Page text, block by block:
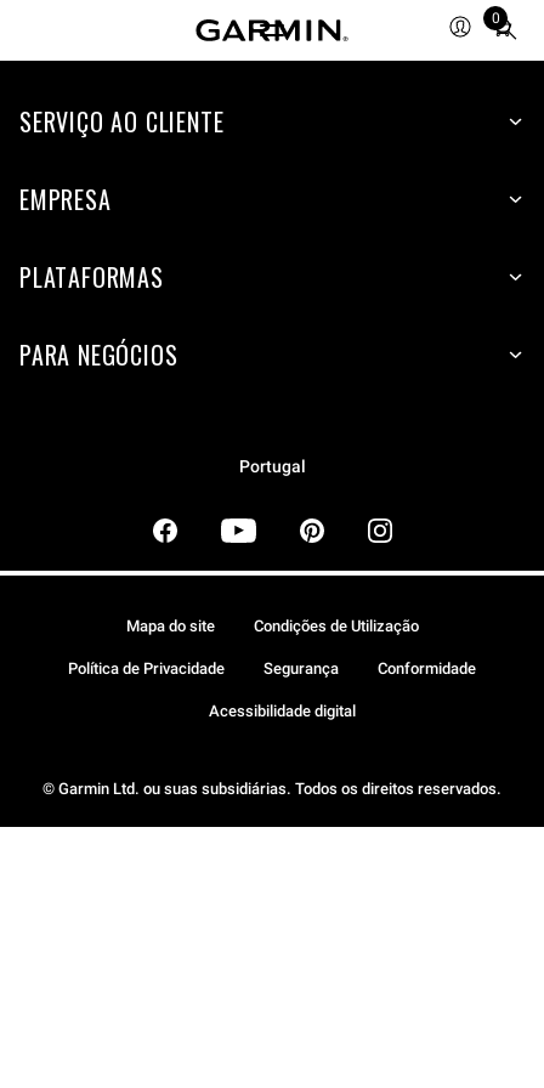
0
Total
items
cart:
SERVIÇO AO CLIENTE
EMPRESA
PLATAFORMAS
PARA NEGÓCIOS
Portugal
© Garmin Ltd. ou suas subsidiárias. Todos os direitos reservados.
Mapa do site Condições de Utilização
Política de Privacidade Segurança Conformidade
Acessibilidade digital